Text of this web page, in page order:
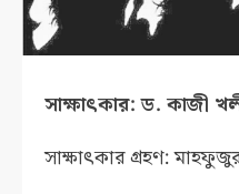
সাক্ষাৎকার: ড. কাজী
সাক্ষাৎকার গ্রহণ: